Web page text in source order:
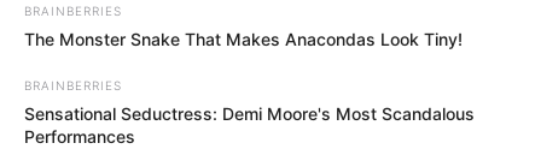
BRAINBERRIES
The Monster Snake That Makes Anacondas Look Tiny!
BRAINBERRIES
Sensational Seductress: Demi Moore's Most Scandalous
Performances